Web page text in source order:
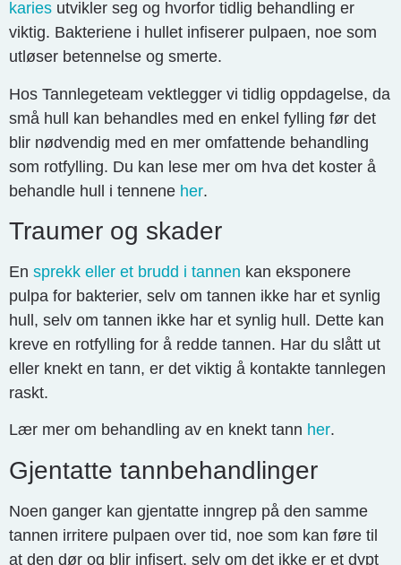
karies utvikler seg og hvorfor tidlig behandling er
viktig. Bakteriene i hullet infiserer pulpaen, noe som
utløser betennelse og smerte.
Hos Tannlegeteam vektlegger vi tidlig oppdagelse, da
små hull kan behandles med en enkel fylling før det
blir nødvendig med en mer omfattende behandling
som rotfylling. Du kan lese mer om hva det koster å
behandle hull i tennene her.
Traumer og skader
En sprekk eller et brudd i tannen kan eksponere
pulpa for bakterier, selv om tannen ikke har et synlig
hull, selv om tannen ikke har et synlig hull. Dette kan
kreve en rotfylling for å redde tannen. Har du slått ut
eller knekt en tann, er det viktig å kontakte tannlegen
raskt.
Lær mer om behandling av en knekt tann her.
Gjentatte tannbehandlinger
Noen ganger kan gjentatte inngrep på den samme
tannen irritere pulpaen over tid, noe som kan føre til
at den dør og blir infisert, selv om det ikke er et dypt